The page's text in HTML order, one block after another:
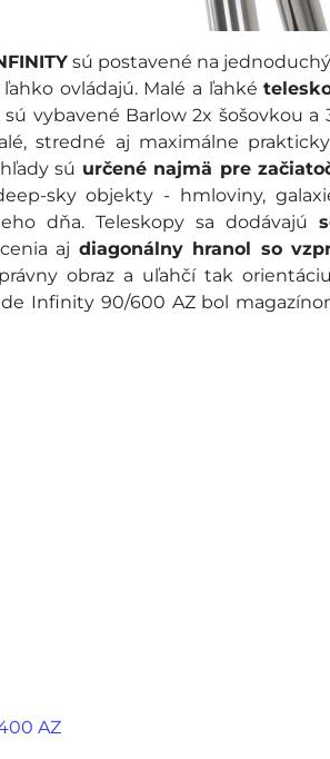
sú postavené na
ovládajú. Malé a ľahké
vybavené Barlow 2x šošovkou
stredné aj maximálne
sú určené najmä pre
sky objekty - hmloviny,
dňa. Teleskopy sa dodávajú
aj diagonálny hranol so
obraz a uľahčí tak
Infinity 90/600 AZ bol
AZ